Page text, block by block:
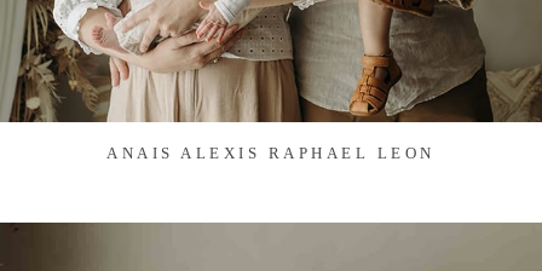
ANAIS ALEXIS RAPHAEL LEON